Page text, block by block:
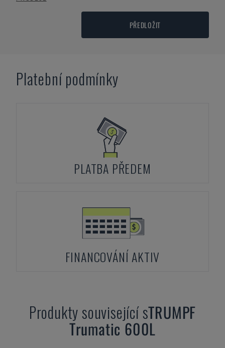
PŘEDLOŽIT
Platební podmínky
PLATBA PŘEDEM
FINANCOVÁNÍ AKTIV
Produkty související sTRUMPF
Trumatic 600L